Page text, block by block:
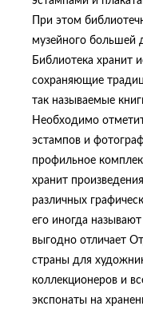
При этом
музейного большей
Библиотека хранит
сохраняющие
так называемые
Необходимо
эстампов и
профильное
хранит
различных
его иногда
выгодно отличает
страны для
коллекционеров и
экспонаты на